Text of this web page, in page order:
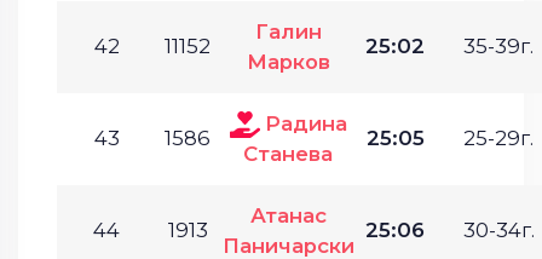
42 11152
Галин
Марков
25:02 35-39г.
43 1586
Радина
Станева
25:05 25-29г.
44 1913
Атанас
Паничарски
25:06 30-34г.